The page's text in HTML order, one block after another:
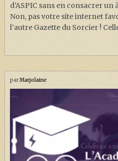
d’ASPIC sans en consacrer un
Non, pas votre site internet
l’autre Gazette du Sorcier !
parMarjolaine